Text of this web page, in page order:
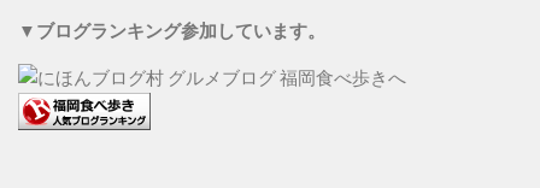
▼ブログランキング参加しています。